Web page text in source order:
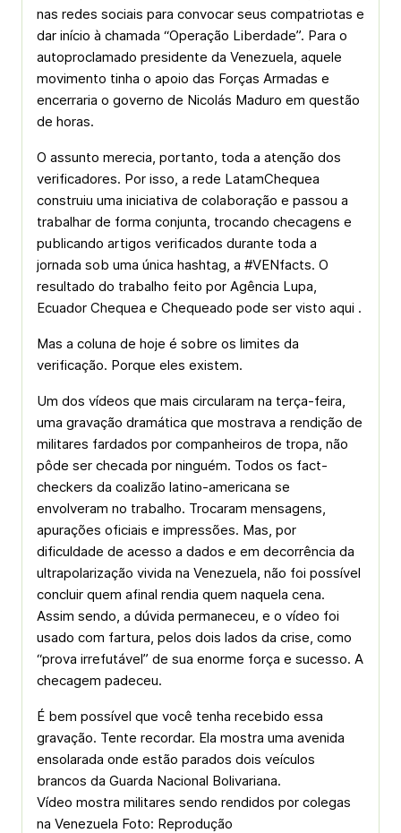
nas redes sociais para convocar seus compatriotas e
dar início à chamada “Operação Liberdade”. Para o
autoproclamado presidente da Venezuela, aquele
movimento tinha o apoio das Forças Armadas e
encerraria o governo de Nicolás Maduro em questão
de horas.
O assunto merecia, portanto, toda a atenção dos
verificadores. Por isso, a rede LatamChequea
construiu uma iniciativa de colaboração e passou a
trabalhar de forma conjunta, trocando checagens e
publicando artigos verificados durante toda a
jornada sob uma única hashtag, a #VENfacts. O
resultado do trabalho feito por Agência Lupa,
Ecuador Chequea e Chequeado pode ser visto aqui .
Mas a coluna de hoje é sobre os limites da
verificação. Porque eles existem.
Um dos vídeos que mais circularam na terça-feira,
uma gravação dramática que mostrava a rendição de
militares fardados por companheiros de tropa, não
pôde ser checada por ninguém. Todos os fact-
checkers da coalizão latino-americana se
envolveram no trabalho. Trocaram mensagens,
apurações oficiais e impressões. Mas, por
dificuldade de acesso a dados e em decorrência da
ultrapolarização vivida na Venezuela, não foi possível
concluir quem afinal rendia quem naquela cena.
Assim sendo, a dúvida permaneceu, e o vídeo foi
usado com fartura, pelos dois lados da crise, como
“prova irrefutável” de sua enorme força e sucesso. A
checagem padeceu.
É bem possível que você tenha recebido essa
gravação. Tente recordar. Ela mostra uma avenida
ensolarada onde estão parados dois veículos
brancos da Guarda Nacional Bolivariana.
Vídeo mostra militares sendo rendidos por colegas
na Venezuela Foto: Reprodução